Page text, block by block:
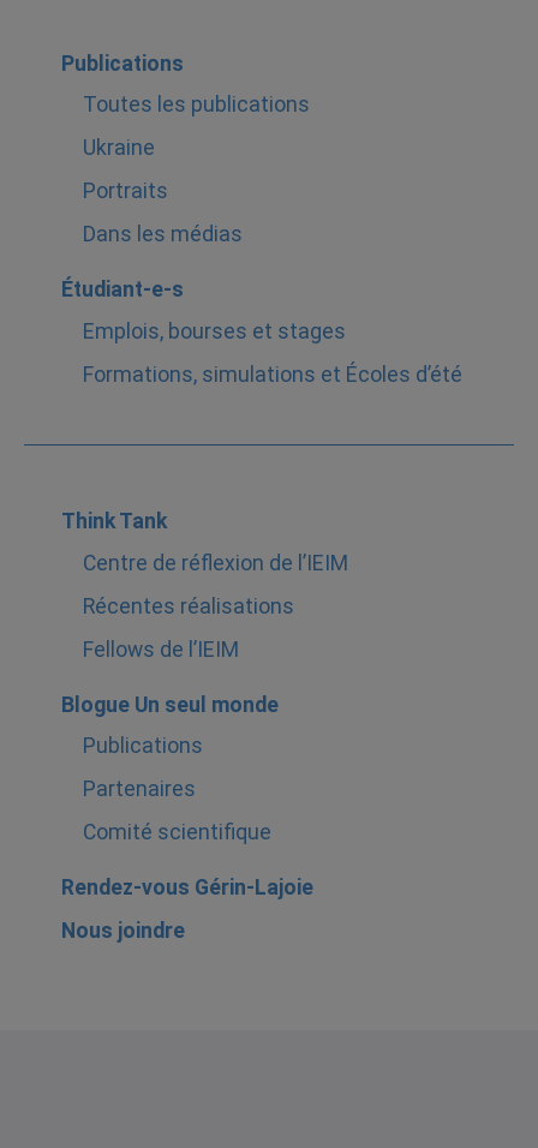
Publications
Toutes les publications
Ukraine
Portraits
Dans les médias
Étudiant-e-s
Emplois, bourses et stages
Formations, simulations et Écoles d’été
Think Tank
Centre de réflexion de l’IEIM
Récentes réalisations
Fellows de l’IEIM
Blogue Un seul monde
Publications
Partenaires
Comité scientifique
Rendez-vous Gérin-Lajoie
Nous joindre